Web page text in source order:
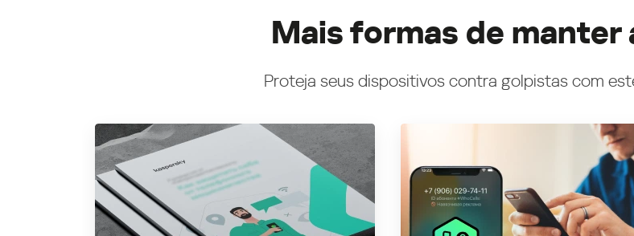
Mais formas de manter
Proteja seus dispositivos contra golpistas com